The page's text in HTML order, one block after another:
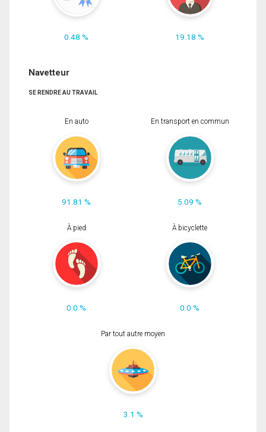
0.48 % 19.18 %
Navetteur
SE RENDRE AU TRAVAIL
En auto
91.81 %
En transport en commun
5.09 %
À pied
0.0 %
À bicyclette
0.0 %
Par tout autre moyen
3.1 %